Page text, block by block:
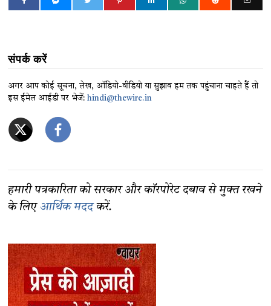
संपर्क करें
अगर आप कोई सूचना, लेख, ऑडियो-वीडियो या सुझाव हम तक पहुंचाना चाहते हैं तो
इस ईमेल आईडी पर भेजें:hindi@thewire.in
हमारी पत्रकारिता को सरकार और कॉरपोरेट दबाव से मुक्त रखने
के लिए आर्थिक मददकरें.